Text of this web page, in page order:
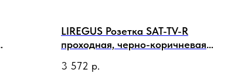
LIREGUS Розетка SAT-TV-R
проходная, черно-коричневая
3 572 р.